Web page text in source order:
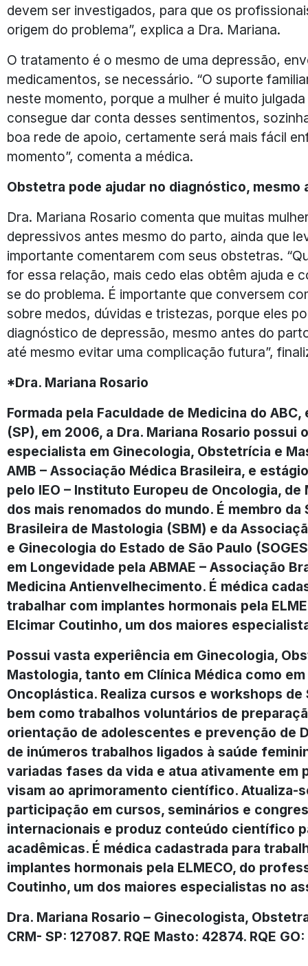
devem ser investigados, para que os
origem do problema”, explica a Dra. Mariana.
O tratamento é o mesmo de uma depressão,
medicamentos, se necessário. “O suporte
neste momento, porque a mulher é muito
consegue dar conta desses sentimentos,
boa rede de apoio, certamente será mais fácil
momento”, comenta a médica.
Obstetra pode ajudar no diagnóstico, mesmo
Dra. Mariana Rosario comenta que muitas
depressivos antes mesmo do parto, ainda que
importante comentarem com seus obstetras.
for essa relação, mais cedo elas obtêm ajuda e
se do problema. É importante que conversem
sobre medos, dúvidas e tristezas, porque eles
diagnóstico de depressão, mesmo antes do
até mesmo evitar uma complicação futura”,
*Dra. Mariana Rosario
Formada pela Faculdade de Medicina do ABC,
(SP), em 2006, a Dra. Mariana Rosario possui
especialista em Ginecologia, Obstetrícia e
AMB – Associação Médica Brasileira, e
pelo IEO – Instituto Europeu de Oncologia, de
dos mais renomados do mundo. É membro da
Brasileira de Mastologia (SBM) e da
e Ginecologia do Estado de São Paulo
em Longevidade pela ABMAE – Associação
Medicina Antienvelhecimento. É médica
trabalhar com implantes hormonais pela
Elcimar Coutinho, um dos maiores
Possui vasta experiência em Ginecologia,
Mastologia, tanto em Clínica Médica como
Oncoplástica. Realiza cursos e workshops de
bem como trabalhos voluntários de
orientação de adolescentes e prevenção de
de inúmeros trabalhos ligados à saúde
variadas fases da vida e atua ativamente em
visam ao aprimoramento científico. Atualiza-
participação em cursos, seminários e
internacionais e produz conteúdo científico
acadêmicas. É médica cadastrada para
implantes hormonais pela ELMECO, do
Coutinho, um dos maiores especialistas no
Dra. Mariana Rosario – Ginecologista,
CRM- SP: 127087. RQE Masto: 42874. RQE